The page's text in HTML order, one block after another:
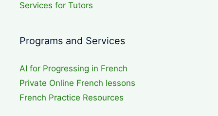
Services for Tutors
Programs and Services
AI for Progressing in French
Private Online French lessons
French Practice Resources